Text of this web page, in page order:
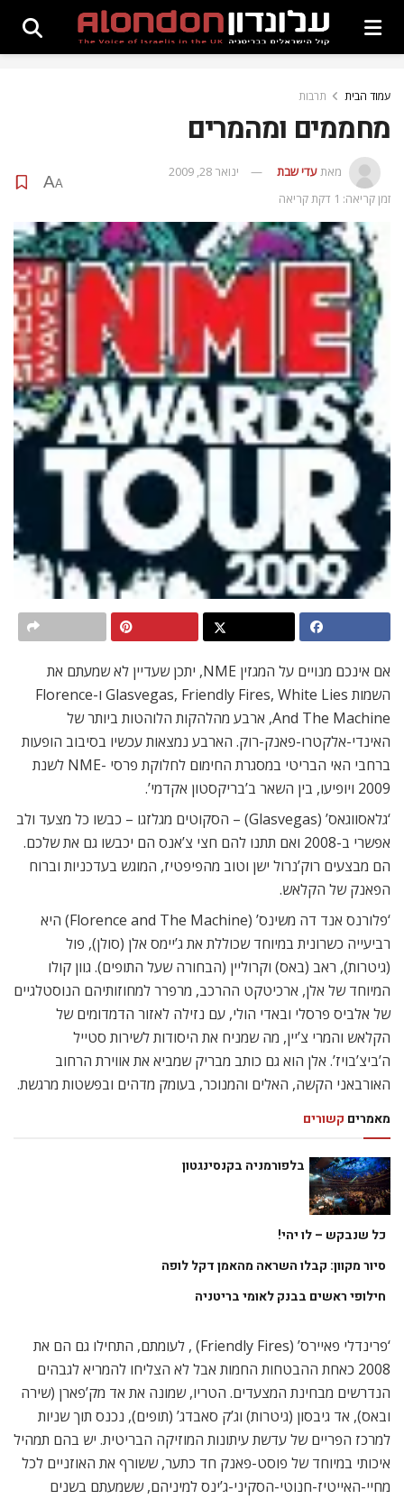
עמוד הבית תרבות
מחממים ומהמרים
מאתעדי שבת
ינואר 28, 2009
זמן קריאה: 1 דקת קריאה
A
A
אם אינכם מנויים על המגזין NME, יתכן שעדיין לא שמעתם את
השמות Glasvegas, Friendly Fires, White Lies ו-Florence
And The Machine, ארבע מהלהקות הלוהטות ביותר של
האינדי-אלקטרו-פאנק-רוק. הארבע נמצאות עכשיו בסיבוב הופעות
ברחבי האי הבריטי במסגרת החימום לחלוקת פרסי -NME לשנת
2009 ויופיעו, בין השאר ב’בריקסטון אקדמי’.
‘גלאסווגאס’ (Glasvegas) – הסקוטים מגלזגו – כבשו כל מצעד ולב
אפשרי ב-2008 ואם תתנו להם חצי צ’אנס הם יכבשו גם את שלכם.
הם מבצעים רוק’נרול ישן וטוב מהפיפטיז, המוגש בעדכניות וברוח
הפאנק של הקלאש.
‘פלורנס אנד דה משינס’ (Florence and The Machine) היא
רביעייה כשרונית במיוחד שכוללת את ג’יימס אלן (סולן), פול
(גיטרות), ראב (באס) וקרוליין (הבחורה שעל התופים). גוון קולו
המיוחד של אלן, ארכיטקט ההרכב, מרפרר למחוזותיהם הנוסטלגיים
של אלביס פרסלי ובאדי הולי, עם נזילה לאזור הדמדומים של
הקלאש והמרי צ’יין, מה שמניח את היסודות לשירות סטייל
ה’ביצ’בויז’. אלן הוא גם כותב מבריק שמביא את אווירת הרחוב
האורבאני הקשה, האלים והמנוכר, בעומק מדהים ובפשטות מרגשת.
מאמרים קשורים
בלפורמניה בקנסינגטון
כל שנבקש – לו יהי!
סיור מקוון: קבלו השראה מהאמן דקל לופה
חילופי ראשים בבנק לאומי בריטניה
‘פרינדלי פאיירס’ (Friendly Fires) , לעומתם, התחילו גם הם את
2008 כאחת ההבטחות החמות אבל לא הצליחו להמריא לגבהים
הנדרשים מבחינת המצעדים. הטריו, שמונה את אד מק’פארן (שירה
ובאס), אד גיבסון (גיטרות) וג’ק סאבדג’ (תופים), נכנס תוך שניות
למרכז הפריים של עדשת עיתונות המוזיקה הבריטית. יש בהם תמהיל
איכותי במיוחד של פוסט-פאנק חד כתער, ששורף את האוזניים לכל
מחיי-האייטיז-חנוטי-הסקיני-ג’ינס למיניהם, ששמעתם בשנים